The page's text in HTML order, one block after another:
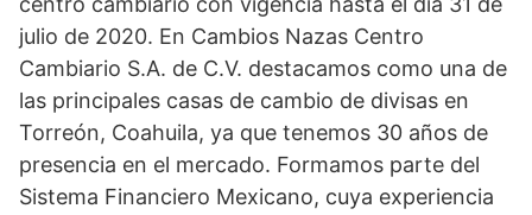
julio de 2020. En Cambios Nazas Centro
Cambiario S.A. de C.V. destacamos como una de
las principales casas de cambio de divisas en
Torreón, Coahuila, ya que tenemos 30 años de
presencia en el mercado. Formamos parte del
Sistema Financiero Mexicano, cuya experiencia